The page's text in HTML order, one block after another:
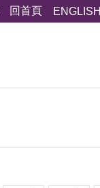
回首頁 ENGLISH